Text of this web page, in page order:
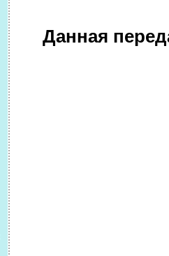
Данная